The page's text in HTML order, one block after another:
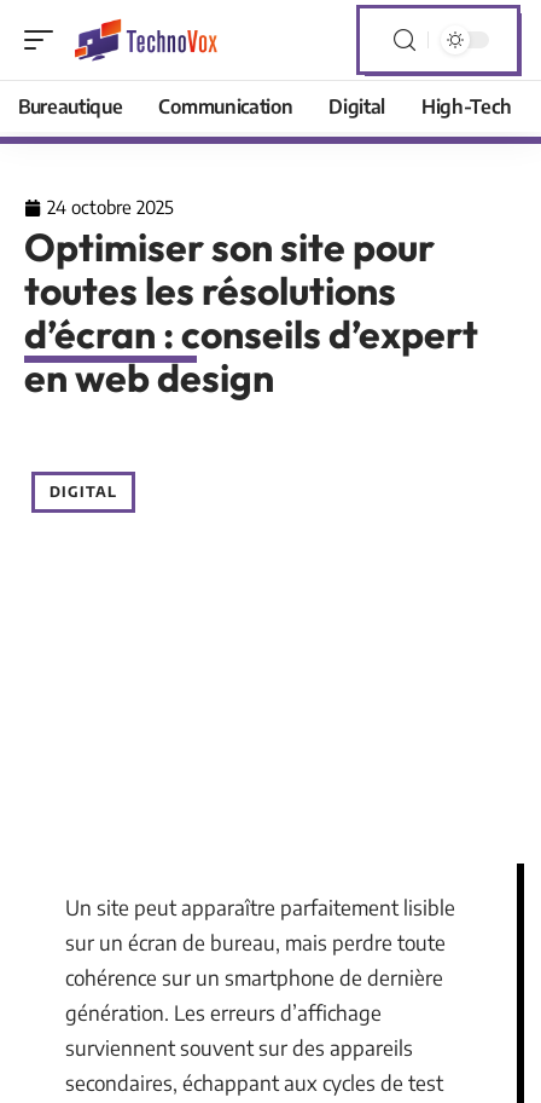
Bureautique Communication Digital High-Tech
24 octobre 2025
Optimiser son site pour
toutes les résolutions
d’écran : conseils d’expert
en web design
DIGITAL
Un site peut apparaître parfaitement lisible
sur un écran de bureau, mais perdre toute
cohérence sur un smartphone de dernière
génération. Les erreurs d’affichage
surviennent souvent sur des appareils
secondaires, échappant aux cycles de test